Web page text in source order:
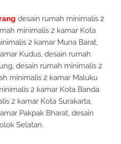
desain rumah minimalis 2
minimalis 2 kamar Kota
2 kamar Muna Barat,
Kudus, desain rumah
desain rumah minimalis 2
minimalis 2 kamar Maluku
2 kamar Kota Banda
2 kamar Kota Surakarta,
Pakpak Bharat, desain
Selatan.